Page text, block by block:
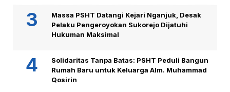
Massa PSHT Datangi Kejari Nganjuk, Desak
Pelaku Pengeroyokan Sukorejo Dijatuhi
Hukuman Maksimal
Solidaritas Tanpa Batas: PSHT Peduli Bangun
Rumah Baru untuk Keluarga Alm. Muhammad
Qosirin